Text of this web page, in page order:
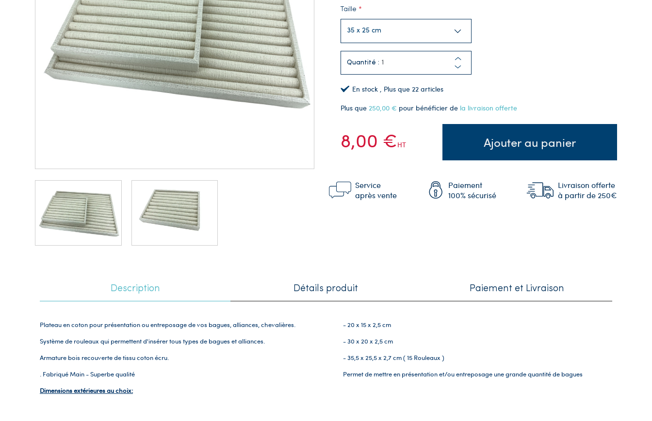
Taille
Quantité :
En stock , Plus que 22 articles
Plus que 250,00 € pour bénéficier de la livraison offerte
8,00 €HT Ajouter au panier
Service
après vente
Paiement
100% sécurisé
Livraison offerte
à partir de 250€
Description Détails produit Paiement et Livraison
Plateau en coton pour présentation ou entreposage de vos bagues, alliances, chevalières.
Système de rouleaux qui permettent d'insérer tous types de bagues et alliances.
Armature bois recouverte de tissu coton écru.
. Fabriqué Main - Superbe qualité
Dimensions extérieures au choix:
- 20 x 15 x 2,5 cm
- 30 x 20 x 2,5 cm
- 35,5 x 25,5 x 2,7 cm ( 15 Rouleaux )
Permet de mettre en présentation et/ou entreposage une grande quantité de bagues